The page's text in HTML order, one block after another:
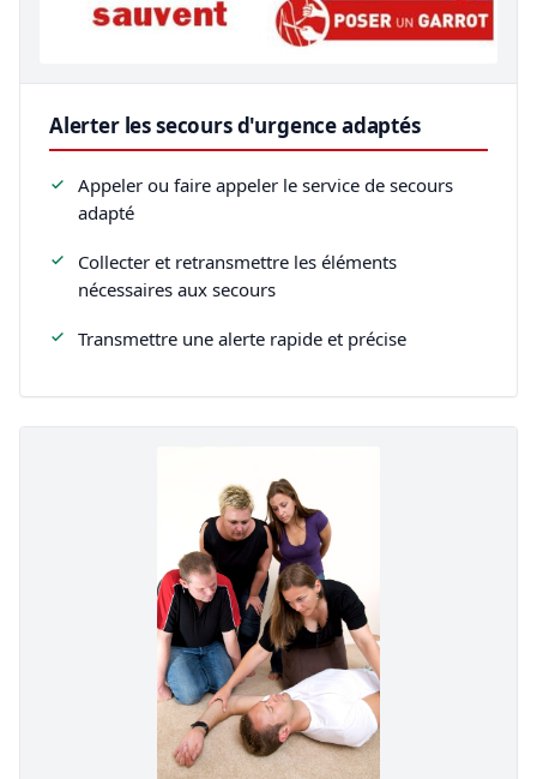
Alerter les secours d'urgence adaptés
Appeler ou faire appeler le service de secours
adapté
Collecter et retransmettre les éléments
nécessaires aux secours
Transmettre une alerte rapide et précise